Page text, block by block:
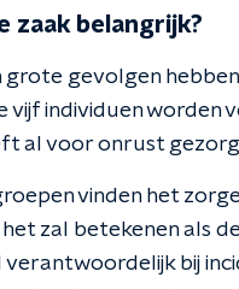
zaak belangrijk?
grote gevolgen
vijf individuen
al voor onrust
vinden het
zal betekenen als
bij